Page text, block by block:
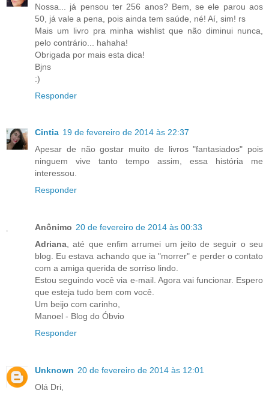
Nossa... já pensou ter 256 anos? Bem, se ele parou aos
50, já vale a pena, pois ainda tem saúde, né! Aí, sim! rs
Mais um livro pra minha wishlist que não diminui nunca,
pelo contrário... hahaha!
Obrigada por mais esta dica!
Bjns
:)
Responder
Cintia 19 de fevereiro de 2014 às 22:37
Apesar de não gostar muito de livros "fantasiados" pois
ninguem vive tanto tempo assim, essa história me
interessou.
Responder
Anônimo 20 de fevereiro de 2014 às 00:33
Adriana, até que enfim arrumei um jeito de seguir o seu
blog. Eu estava achando que ia "morrer" e perder o contato
com a amiga querida de sorriso lindo.
Estou seguindo você via e-mail. Agora vai funcionar. Espero
que esteja tudo bem com você.
Um beijo com carinho,
Manoel - Blog do Óbvio
Responder
Unknown 20 de fevereiro de 2014 às 12:01
Olá Dri,